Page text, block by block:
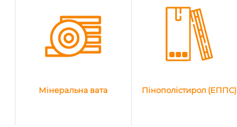
Мінеральна вата Пінополістирол (ЕППС)